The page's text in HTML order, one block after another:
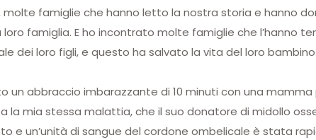
famiglie che hanno letto la nostra storia e hanno
famiglia. E ho incontrato molte famiglie che l’hanno
dei loro figli, e questo ha salvato la vita del loro bambino.
un abbraccio imbarazzante di 10 minuti con una
la mia stessa malattia, che il suo donatore di midollo
e un’unità di sangue del cordone ombelicale è stata